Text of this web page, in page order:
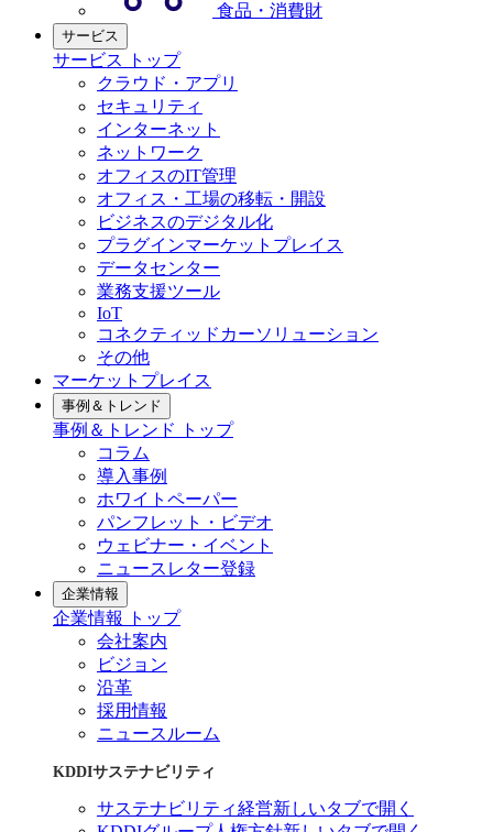
食品・消費財
サービス
サービス トップ
クラウド・アプリ
セキュリティ
インターネット
ネットワーク
オフィスのIT管理
オフィス・工場の移転・開設
ビジネスのデジタル化
プラグインマーケットプレイス
データセンター
業務支援ツール
IoT
コネクティッドカーソリューション
その他
マーケットプレイス
事例＆トレンド
事例＆トレンド トップ
コラム
導入事例
ホワイトペーパー
パンフレット・ビデオ
ウェビナー・イベント
ニュースレター登録
企業情報
企業情報 トップ
会社案内
ビジョン
沿革
採用情報
ニュースルーム
KDDIサステナビリティ
サステナビリティ経営新しいタブで開く